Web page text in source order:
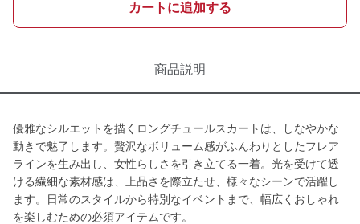
カートに追加する
商品説明
優雅なシルエットを描くロングチュールスカートは、しなやかな
動きで魅了します。贅沢なボリューム感がふんわりとしたフレア
ラインを生み出し、女性らしさを引き立てる一着。光を受けて透
ける繊細な素材感は、上品さを際立たせ、様々なシーンで活躍し
ます。日常のスタイルから特別なイベントまで、幅広くおしゃれ
を楽しむための必須アイテムです。